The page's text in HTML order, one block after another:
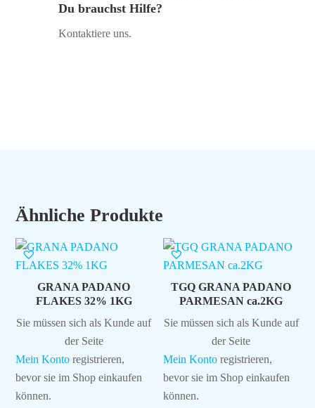
Du brauchst Hilfe?
Kontaktiere uns.
Ähnliche Produkte
GRANA PADANO
FLAKES 32% 1KG
Sie müssen sich als Kunde auf
der Seite
Mein Konto registrieren,
bevor sie im Shop einkaufen
können.
TGQ GRANA PADANO
PARMESAN ca.2KG
Sie müssen sich als Kunde auf
der Seite
Mein Konto registrieren,
bevor sie im Shop einkaufen
können.